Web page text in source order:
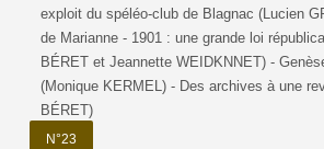
exploit du spéléo-club de Blagnac (Lucien
de Marianne - 1901 : une grande loi
BÉRET et Jeannette WEIDKNNET) -
(Monique KERMEL) - Des archives à une
BÉRET)
N°23